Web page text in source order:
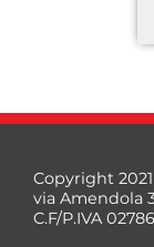
Copyright
via Amendola
C.F/P.IVA